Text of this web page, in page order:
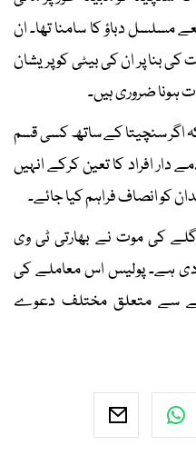
مسلسل دباؤ کا سامنا تھا۔ ان
بنا پر ان کی بیٹی کو پریشان
ضروری ہیں۔
اگر سنچیتا کے ساتھ کسی قسم
دار افراد کا تعین کرکے انہیں
کو انصاف فراہم کیا جائے۔
سنچیتا اوگلے کی موت نے بھارتی ٹی وی
دی ہے۔ پولیس اس معاملے کی
سے متعلق مختلف دعوے